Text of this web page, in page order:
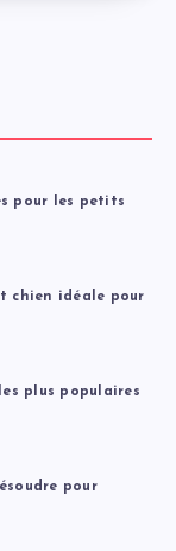
pour les petits
chien idéale pour
plus populaires
pour